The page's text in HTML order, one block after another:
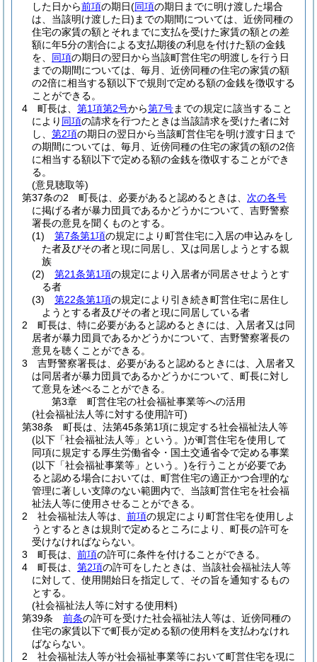
した日から前項の期日(同項の期日までに明け渡した場合
は、当該明け渡した日) までの期間については、近傍同種の
住宅の家賃の額とそれまでに支払を受けた家賃の額との差
額に年5分の割合による支払期後の利息を付けた額の金銭
を、 同項の期日の翌日から当該町営住宅の明渡しを行う日
までの期間については、毎月、近傍同種の住宅の家賃の額
の2倍に相当する額以下で規則で定める額の金銭を徴収する
ことができる。
4
町長は、 第1項第2号から第7号までの規定に該当すること
により 同項の請求を行つたときは当該請求を受けた者に対
し、 第2項の期日の翌日から当該町営住宅を明け渡す日まで
の期間については、毎月、近傍同種の住宅の家賃の額の2倍
に相当する額以下で定める額の金銭を徴収することができ
る。
(意見聴取等)
第37条の2
町長は、必要があると認めるときは、 次の各号
に掲げる者が暴力団員であるかどうかについて、吉野警察
署長の意見を聞くものとする。
(1)
第7条第1項の規定により町営住宅に入居の申込みをし
た者及びその者と現に同居し、又は同居しようとする親
族
(2)
第21条第1項の規定により入居者が同居させようとす
る者
(3)
第22条第1項の規定により引き続き町営住宅に居住し
ようとする者及びその者と現に同居している者
2
町長は、特に必要があると認めるときには、入居者又は同
居者が暴力団員であるかどうかについて、吉野警察署長の
意見を聴くことができる。
3
吉野警察署長は、必要があると認めるときには、入居者又
は同居者が暴力団員であるかどうかについて、町長に対し
て意見を述べることができる。
第3章
町営住宅の社会福祉事業等への活用
(社会福祉法人等に対する使用許可)
第38条
町長は、法第45条第1項に規定する社会福祉法人等
(以下「社会福祉法人等」という。)が町営住宅を使用して
同項に規定する厚生労働省令・国土交通省令で定める事業
(以下「社会福祉事業等」という。)を行うことが必要であ
ると認める場合においては、町営住宅の適正かつ合理的な
管理に著しい支障のない範囲内で、当該町営住宅を社会福
祉法人等に使用させることができる。
2
社会福祉法人等は、 前項の規定により町営住宅を使用しよ
うとするときは規則で定めるところにより、町長の許可を
受けなければならない。
3
町長は、 前項の許可に条件を付けることができる。
4
町長は、 第2項の許可をしたときは、当該社会福祉法人等
に対して、使用開始日を指定して、その旨を通知するもの
とする。
(社会福祉法人等に対する使用料)
第39条
前条の許可を受けた社会福祉法人等は、近傍同種の
住宅の家賃以下で町長が定める額の使用料を支払わなけれ
ばならない。
2
社会福祉法人等が社会福祉事業等において町営住宅を現に